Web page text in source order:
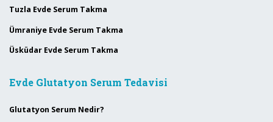
Tuzla Evde Serum Takma
Ümraniye Evde Serum Takma
Üsküdar Evde Serum Takma
Evde Glutatyon Serum Tedavisi
Glutatyon Serum Nedir?